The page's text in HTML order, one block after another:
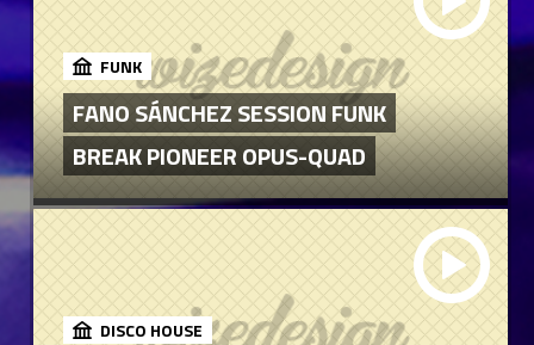
FUNK
FANO SÁNCHEZ SESSION FUNK
BREAK PIONEER OPUS-QUAD
DISCO HOUSE